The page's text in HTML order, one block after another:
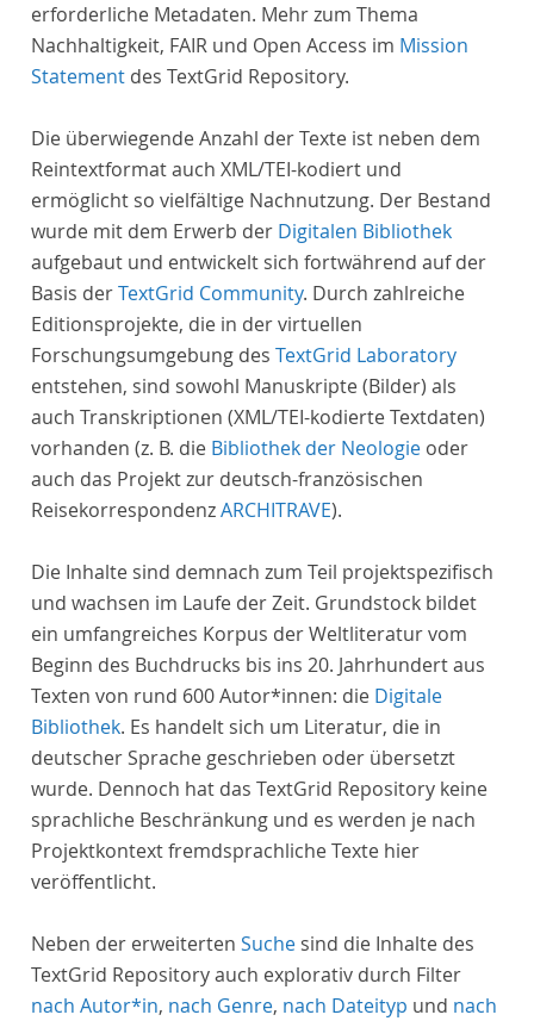
erforderliche Metadaten. Mehr zum Thema
Nachhaltigkeit, FAIR und Open Access im Mission
Statement des TextGrid Repository.
Die überwiegende Anzahl der Texte ist neben dem
Reintextformat auch XML/TEI-kodiert und
ermöglicht so vielfältige Nachnutzung. Der Bestand
wurde mit dem Erwerb der Digitalen Bibliothek
aufgebaut und entwickelt sich fortwährend auf der
Basis derTextGrid Community. Durch zahlreiche
Editionsprojekte, die in der virtuellen
Forschungsumgebung des TextGrid Laboratory
entstehen, sind sowohl Manuskripte (Bilder) als
auch Transkriptionen (XML/TEI-kodierte Textdaten)
vorhanden (z. B. die Bibliothek der Neologie oder
auch das Projekt zur deutsch-französischen
ReisekorrespondenzARCHITRAVE).
Die Inhalte sind demnach zum Teil projektspezifisch
und wachsen im Laufe der Zeit. Grundstock bildet
ein umfangreiches Korpus der Weltliteratur vom
Beginn des Buchdrucks bis ins 20. Jahrhundert aus
Texten von rund 600 Autor*innen: die Digitale
Bibliothek. Es handelt sich um Literatur, die in
deutscher Sprache geschrieben oder übersetzt
wurde. Dennoch hat das TextGrid Repository keine
sprachliche Beschränkung und es werden je nach
Projektkontext fremdsprachliche Texte hier
veröffentlicht.
Neben der erweiterten Suche sind die Inhalte des
TextGrid Repository auch explorativ durch Filter
nach Autor*in, nach Genre, nach Dateityp und nach